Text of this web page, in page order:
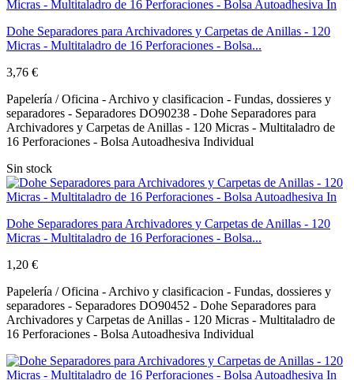
Dohe Separadores para Archivadores y Carpetas de Anillas - 120
Micras - Multitaladro de 16 Perforaciones - Bolsa...
3,76 €
Papelería / Oficina - Archivo y clasificacion - Fundas, dossieres y
separadores - Separadores DO90238 - Dohe Separadores para
Archivadores y Carpetas de Anillas - 120 Micras - Multitaladro de
16 Perforaciones - Bolsa Autoadhesiva Individual
Sin stock
Dohe Separadores para Archivadores y Carpetas de Anillas - 120
Micras - Multitaladro de 16 Perforaciones - Bolsa...
1,20 €
Papelería / Oficina - Archivo y clasificacion - Fundas, dossieres y
separadores - Separadores DO90452 - Dohe Separadores para
Archivadores y Carpetas de Anillas - 120 Micras - Multitaladro de
16 Perforaciones - Bolsa Autoadhesiva Individual